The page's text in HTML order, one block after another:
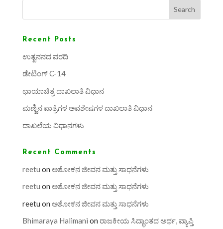
Search
Recent Posts
ಉತ್ಖನನದ ವರದಿ
ಡೇಟಿಂಗ್ C-14
ಛಾಯಾಚಿತ್ರ ದಾಖಲಾತಿ ವಿಧಾನ
ಮಣ್ಣಿನ ಪಾತ್ರೆಗಳ ಅವಶೇಷಗಳ ದಾಖಲಾತಿ ವಿಧಾನ
ದಾಖಲೆಯ ವಿಧಾನಗಳು
Recent Comments
reetu on ಅಶೋಕನ ಜೀವನ ಮತ್ತು ಸಾಧನೆಗಳು
reetu on ಅಶೋಕನ ಜೀವನ ಮತ್ತು ಸಾಧನೆಗಳು
reetu on ಅಶೋಕನ ಜೀವನ ಮತ್ತು ಸಾಧನೆಗಳು
Bhimaraya Halimani on ರಾಜಕೀಯ ಸಿದ್ಧಾಂತದ ಅರ್ಥ, ವ್ಯಾಪ್ತಿ